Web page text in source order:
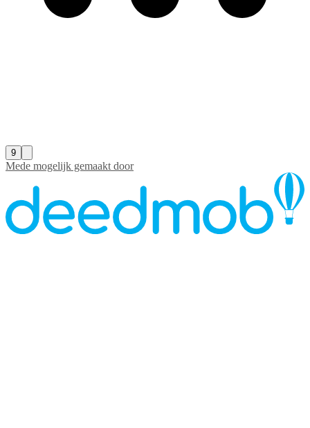
9
Mede mogelijk gemaakt door